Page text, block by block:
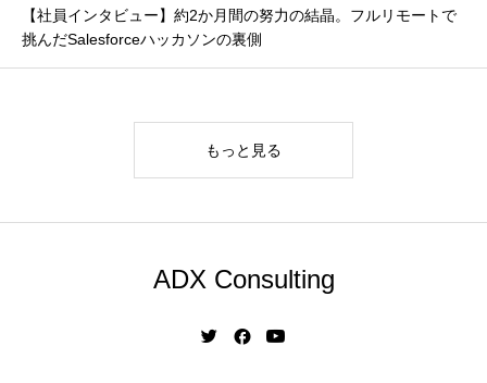
【社員インタビュー】約2か月間の努力の結晶。フルリモートで
挑んだSalesforceハッカソンの裏側
もっと見る
ADX Consulting